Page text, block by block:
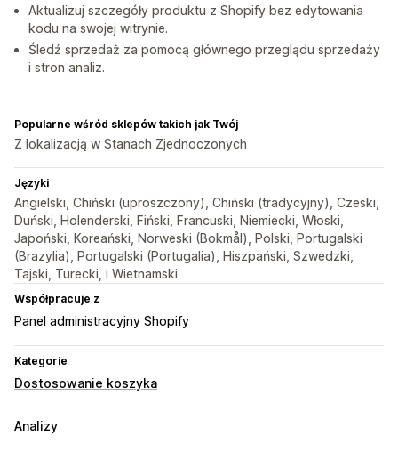
Aktualizuj szczegóły produktu z Shopify bez edytowania
kodu na swojej witrynie.
Śledź sprzedaż za pomocą głównego przeglądu sprzedaży
i stron analiz.
Popularne wśród sklepów takich jak Twój
Z lokalizacją w Stanach Zjednoczonych
Języki
Angielski, Chiński (uproszczony), Chiński (tradycyjny), Czeski,
Duński, Holenderski, Fiński, Francuski, Niemiecki, Włoski,
Japoński, Koreański, Norweski (Bokmål), Polski, Portugalski
(Brazylia), Portugalski (Portugalia), Hiszpański, Szwedzki,
Tajski, Turecki, i Wietnamski
Współpracuje z
Panel administracyjny Shopify
Kategorie
Dostosowanie koszyka
Analizy